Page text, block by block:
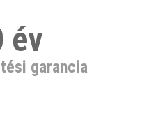
garancia
év